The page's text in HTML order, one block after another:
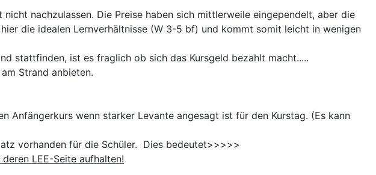
nachzulassen. Die Preise haben sich mittlerweile eingependelt, aber die
die idealen Lernverhältnisse (W 3-5 bf) und kommt somit leicht in wenigen
stattfinden, ist es fraglich ob sich das Kursgeld bezahlt macht.....
Strand anbieten.
Anfängerkurs wenn starker Levante angesagt ist für den Kurstag. (Es kann
vorhanden für die Schüler. Dies bedeutet>>>>>
LEE-Seite aufhalten!